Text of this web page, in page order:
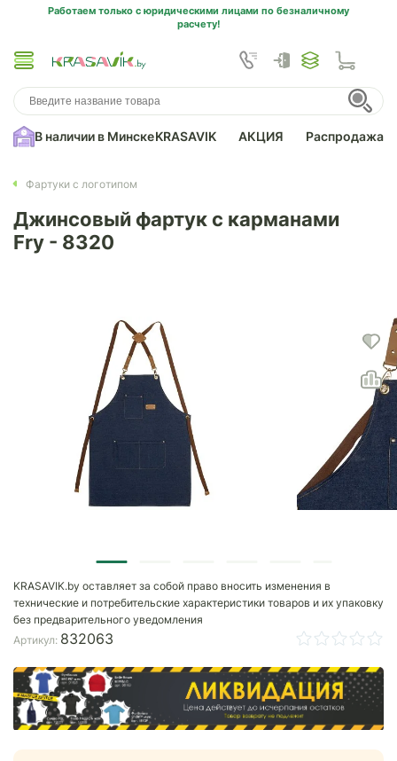
Работаем только с юридическими лицами по безналичному
расчету!
В наличии в МинскеKRASAVIK АКЦИЯ Распродажа
Фартуки с логотипом
Джинсовый фартук с карманами
Fry - 8320
KRASAVIK.by оставляет за собой право вносить изменения в
технические и потребительские характеристики товаров и их упаковку
без предварительного уведомления
Артикул: 832063